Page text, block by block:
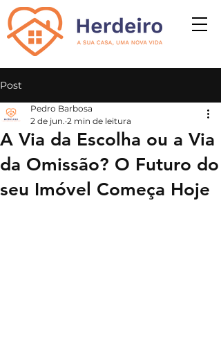
Post
A Via da Escolha ou a Via
da Omissão? O Futuro do
seu Imóvel Começa Hoje
Pedro Barbosa
2 de jun. 2 min de leitura